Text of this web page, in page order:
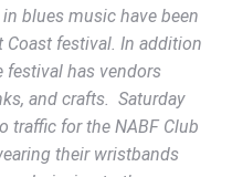
blues music have been
Coast festival. In addition
festival has vendors
and crafts. Saturday
traffic for the NABF Club
their wristbands